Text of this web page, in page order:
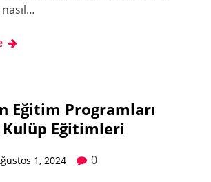
Eğitim Programları
Eğitimleri
1, 2024
0